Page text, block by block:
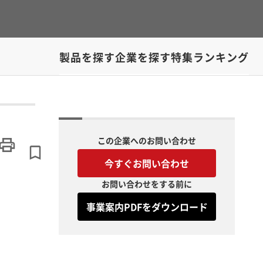
製品を探す企業を探す特集ランキング
この企業へのお問い合わせ
今すぐお問い合わせ
お問い合わせをする前に
事業案内PDFをダウンロード